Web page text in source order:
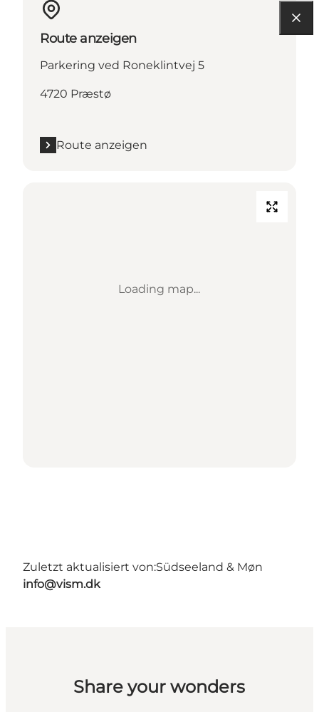
Route anzeigen
Parkering ved Roneklintvej 5
4720 Præstø
Route anzeigen
Loading map...
Zuletzt aktualisiert von:Südseeland & Møn
info@vism.dk
Share your wonders